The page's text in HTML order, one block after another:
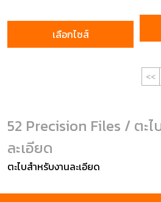
เลือกไซส์
<<
52 Precision Files / ตะ
ละเอียด
ตะไบสำหรับงานละเอียด